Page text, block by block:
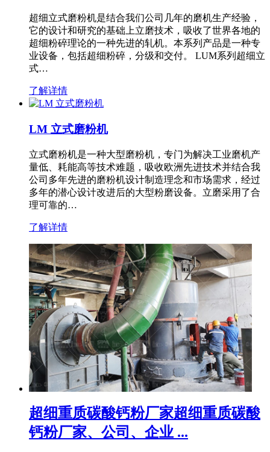
超细立式磨粉机是结合我们公司几年的磨机生产经验，
它的设计和研究的基础上立磨技术，吸收了世界各地的
超细粉碎理论的一种先进的轧机。本系列产品是一种专
业设备，包括超细粉碎，分级和交付。 LUM系列超细立
式…
了解详情
LM 立式磨粉机
立式磨粉机是一种大型磨粉机，专门为解决工业磨机产
量低、耗能高等技术难题，吸收欧洲先进技术并结合我
公司多年先进的磨粉机设计制造理念和市场需求，经过
多年的潜心设计改进后的大型粉磨设备。立磨采用了合
理可靠的…
了解详情
超细重质碳酸钙粉厂家超细重质碳酸
钙粉厂家、公司、企业 ...